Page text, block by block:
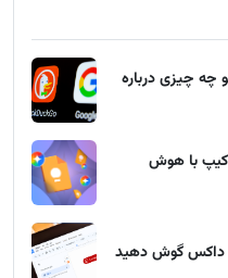
چه چیزی درباره
کیپ با هوش
داکس گوش دهید